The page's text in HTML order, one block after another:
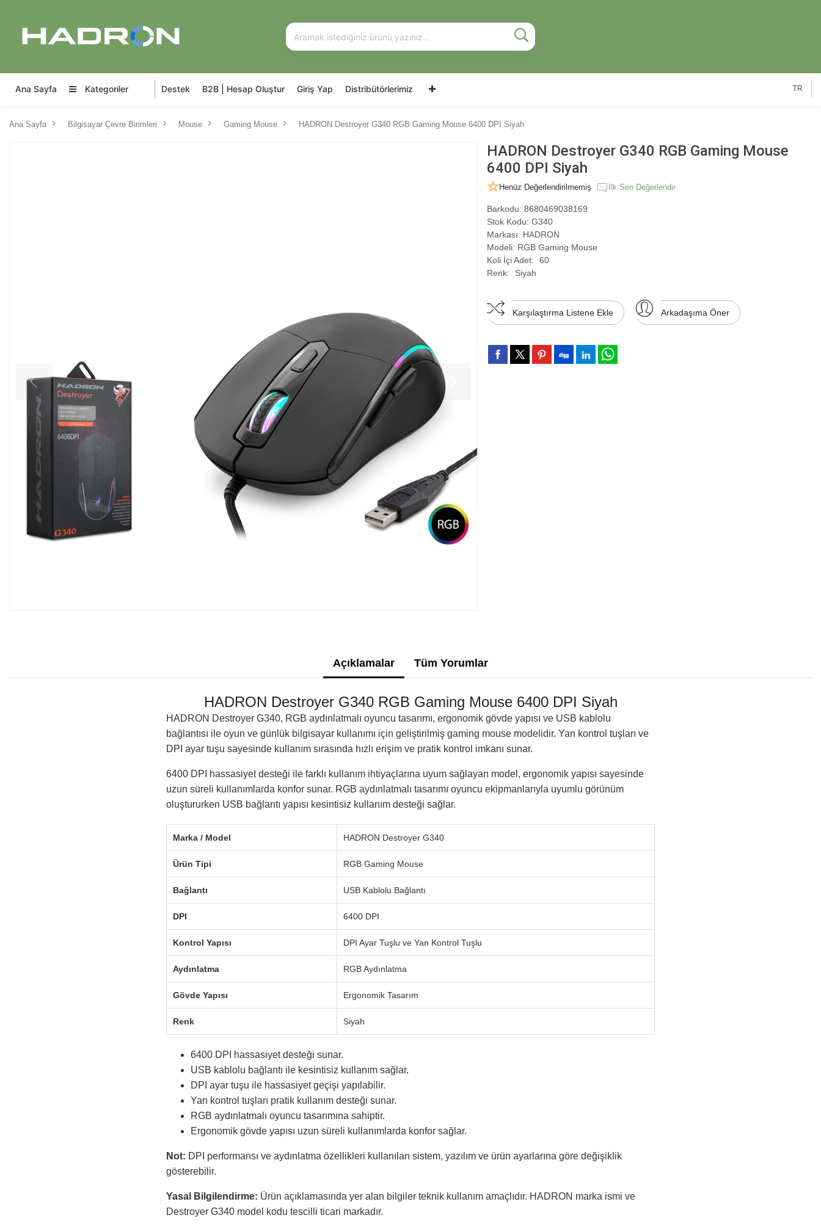
Ana Sayfa Kategoriler Destek B2B | Hesap Oluştur Giriş Yap Distribütörlerimiz TR
Ana Sayfa Bilgisayar Çevre Birimleri Mouse Gaming Mouse HADRON Destroyer G340 RGB Gaming Mouse 6400 DPI Siyah
HADRON Destroyer G340 RGB Gaming Mouse
6400 DPI Siyah
Henüz Değerlendirilmemiş İlk Sen Değerlendir
Barkodu: 8680469038169
Stok Kodu: G340
Markası: HADRON
Modeli: RGB Gaming Mouse
Koli İçi Adet:
60
Renk:
Siyah
Karşılaştırma Listene Ekle Arkadaşıma Öner
Açıklamalar Tüm Yorumlar
HADRON Destroyer G340 RGB Gaming Mouse 6400 DPI Siyah
HADRON Destroyer G340, RGB aydınlatmalı oyuncu tasarımı, ergonomik gövde yapısı ve USB kablolu
bağlantısı ile oyun ve günlük bilgisayar kullanımı için geliştirilmiş gaming mouse modelidir. Yan kontrol tuşları ve
DPI ayar tuşu sayesinde kullanım sırasında hızlı erişim ve pratik kontrol imkanı sunar.
6400 DPI hassasiyet desteği ile farklı kullanım ihtiyaçlarına uyum sağlayan model, ergonomik yapısı sayesinde
uzun süreli kullanımlarda konfor sunar. RGB aydınlatmalı tasarımı oyuncu ekipmanlarıyla uyumlu görünüm
oluştururken USB bağlantı yapısı kesintisiz kullanım desteği sağlar.
Marka / Model HADRON Destroyer G340
Ürün Tipi RGB Gaming Mouse
Bağlantı USB Kablolu Bağlantı
DPI 6400 DPI
Kontrol Yapısı DPI Ayar Tuşlu ve Yan Kontrol Tuşlu
Aydınlatma RGB Aydınlatma
Gövde Yapısı Ergonomik Tasarım
Renk Siyah
6400 DPI hassasiyet desteği sunar.
USB kablolu bağlantı ile kesintisiz kullanım sağlar.
DPI ayar tuşu ile hassasiyet geçişi yapılabilir.
Yan kontrol tuşları pratik kullanım desteği sunar.
RGB aydınlatmalı oyuncu tasarımına sahiptir.
Ergonomik gövde yapısı uzun süreli kullanımlarda konfor sağlar.
Not: DPI performansı ve aydınlatma özellikleri kullanılan sistem, yazılım ve ürün ayarlarına göre değişiklik
gösterebilir.
Yasal Bilgilendirme: Ürün açıklamasında yer alan bilgiler teknik kullanım amaçlıdır. HADRON marka ismi ve
Destroyer G340 model kodu tescilli ticari markadır.